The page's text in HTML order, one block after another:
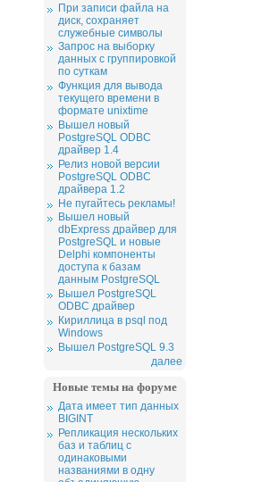
При записи файла на
диск, сохраняет
служебные символы
Запрос на выборку
данных с группировкой
по суткам
Функция для вывода
текущего времени в
формате unixtime
Вышел новый
PostgreSQL ODBC
драйвер 1.4
Релиз новой версии
PostgreSQL ODBC
драйвера 1.2
Не пугайтесь рекламы!
Вышел новый
dbExpress драйвер для
PostgreSQL и новые
Delphi компоненты
доступа к базам
данным PostgreSQL
Вышел PostgreSQL
ODBC драйвер
Кириллица в psql под
Windows
Вышел PostgreSQL 9.3
далее
Новые темы на форуме
Дата имеет тип данных
BIGINT
Репликация нескольких
баз и таблиц с
одинаковыми
названиями в одну